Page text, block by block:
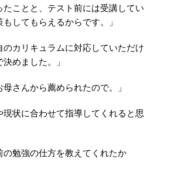
たことと、テスト前には受講してい
してもらえるからです。」
のカリキュラムに対応していただけ
めました。」
母さんから薦められたので。」
現状に合わせて指導してくれると思
の勉強の仕方を教えてくれたか